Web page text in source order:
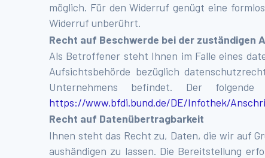
möglich. Für den Widerruf genügt eine
Widerruf unberührt.
Recht auf Beschwerde bei der zuständigen
Als Betroffener steht Ihnen im Falle eines
Aufsichtsbehörde bezüglich
Unternehmens befindet. Der
https://www.bfdi.bund.de/DE/Infothek/
Recht auf Datenübertragbarkeit
Ihnen steht das Recht zu, Daten, die wir auf
aushändigen zu lassen. Die Bereitstellung